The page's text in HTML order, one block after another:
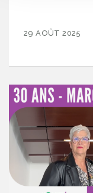
29 AOÛT 2025